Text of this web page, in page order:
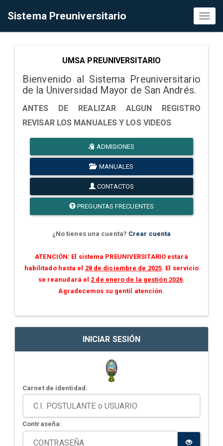
Sistema Preuniversitario
UMSA PREUNIVERSITARIO
Bienvenido al Sistema Preuniversitario
de la Universidad Mayor de San Andrés.
ANTES DE REALIZAR ALGUN REGISTRO
REVISAR LOS MANUALES Y LOS VIDEOS
ADMISIONES
MANUALES
CONTACTOS
PREGUNTAS FRECUENTES
¿No tienes una cuenta? Crear cuenta
ATENCIÓN: El sistema PREUNIVERSITARIO estará
habilitado hasta el 28 de diciembre de 2025. El servicio
se reanudará el 2 de enero de la gestión 2026.
Agradecemos su gentil atención.
INICIAR SESIÓN
Carnet de identidad:
Contraseña: